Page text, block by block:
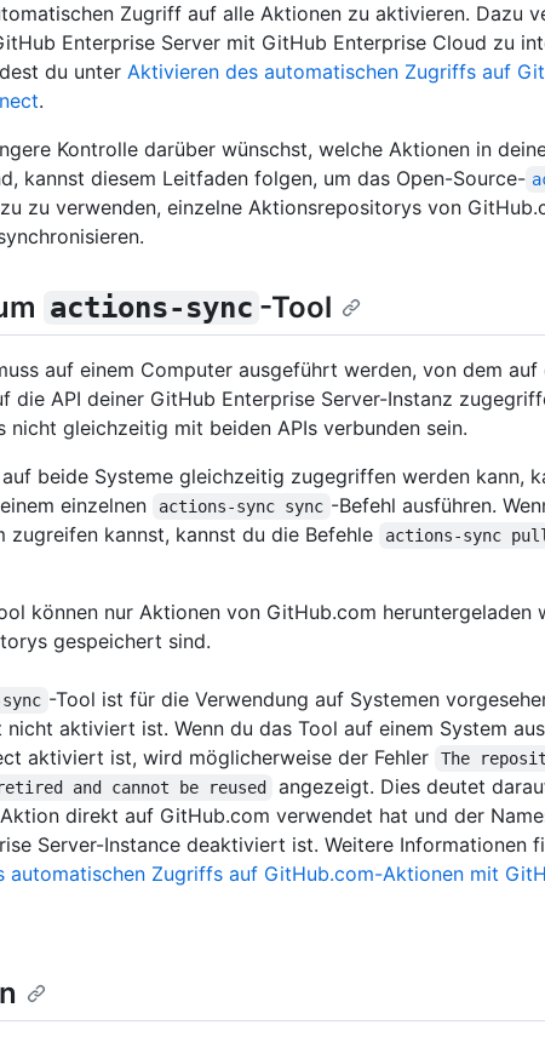
Zugriff auf alle Aktionen zu aktivieren. Dazu
Enterprise Server mit GitHub Enterprise Cloud zu
du unter Aktivieren des automatischen Zugriffs auf
.
Kontrolle darüber wünschst, welche Aktionen in
kannst diesem Leitfaden folgen, um das Open-Source-
zu verwenden, einzelne Aktionsrepositorys von
actions-sync -Tool
auf einem Computer ausgeführt werden, von dem auf
die API deiner GitHub Enterprise Server-Instanz
nicht gleichzeitig mit beiden APIs verbunden sein.
beide Systeme gleichzeitig zugegriffen werden kann,
einzelnen
actions-sync sync -Befehl ausführen.
zugreifen kannst, kannst du die Befehle
actions-sync pull
können nur Aktionen von GitHub.com heruntergeladen
gespeichert sind.
-Tool ist für die Verwendung auf Systemen
aktiviert ist. Wenn du das Tool auf einem System
aktiviert ist, wird möglicherweise der Fehler
The
retired and cannot be reused
angezeigt. Dies deutet
direkt auf GitHub.com verwendet hat und der
Server-Instance deaktiviert ist. Weitere Informationen
automatischen Zugriffs auf GitHub.com-Aktionen mit